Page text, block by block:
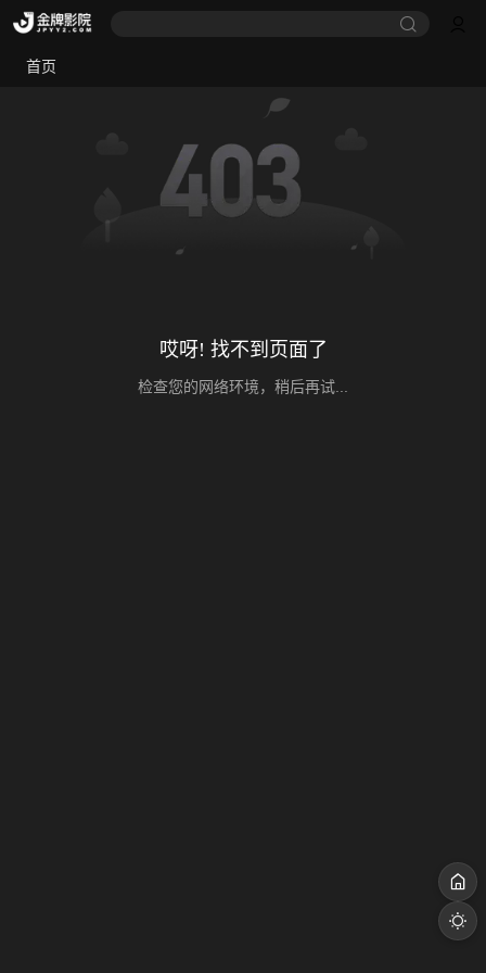
首页
哎呀! 找不到页面了
检查您的网络环境，稍后再试...